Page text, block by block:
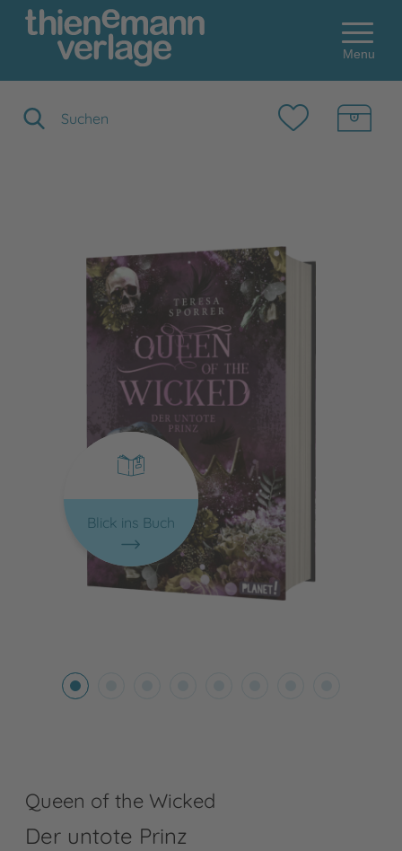
Menu
Blick ins Buch
Queen of the Wicked
Der untote Prinz